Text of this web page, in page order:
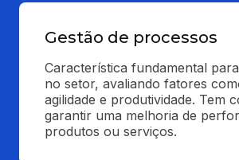
Gestão de processos
Característica fundamental
no setor, avaliando fatores
agilidade e produtividade. Tem
garantir uma melhoria de
produtos ou serviços.